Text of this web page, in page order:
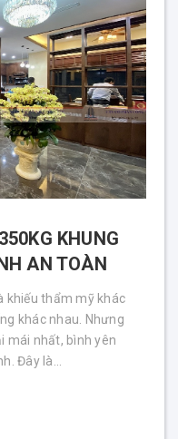
KHUNG
AN TOÀN
khiếu thẩm mỹ khác
khác nhau. Nhưng
mái nhất, bình yên
Đây là...